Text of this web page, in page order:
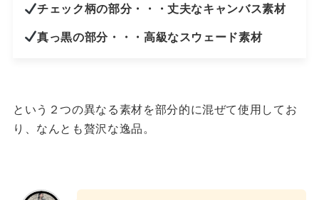
チェック柄の部分・・・丈夫なキャンバス素材
真っ黒の部分・・・高級なスウェード素材
という２つの異なる素材を部分的に混ぜて使用してお
り、なんとも贅沢な逸品。